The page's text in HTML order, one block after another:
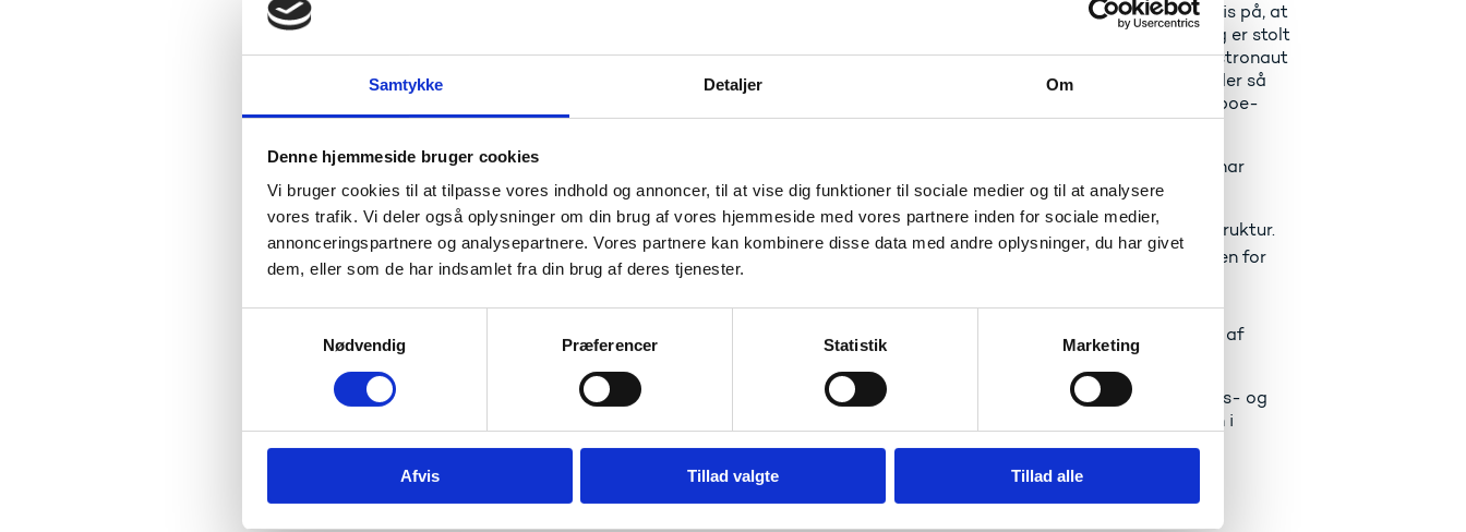
Samtykke Detaljer Om
Denne hjemmeside bruger cookies
Vi bruger cookies til at tilpasse vores indhold og annoncer, til at vise dig funktioner til sociale medier og til at analysere
vores trafik. Vi deler også oplysninger om din brug af vores hjemmeside med vores partnere inden for sociale medier,
annonceringspartnere og analysepartnere. Vores partnere kan kombinere disse data med andre oplysninger, du har givet
dem, eller som de har indsamlet fra din brug af deres tjenester.
Nødvendig Præferencer Statistik Marketing
Afvis Tillad valgte Tillad alle
- Ikke alene er rumstationen en utrolig ingeniørmæssig og teknologisk bedrift. Den er også et bevis på, at
forskning og udvikling kan bringe nationer sammen og skabe et fredeligt rum for samarbejde. Jeg er stolt
af, at også Danmark har formået at udnytte det unikke samarbejde. Både gennem den danske astronaut
Andreas Mogensens mission, men også – som de første – til klimaobservationer med resultater, der så
sent som sidste år ramte forsiden af Science, siger uddannelses- og forskningsminister Ane Halsboe-
Af ”Historien om Danmarks deltagelse i den internationale rumstation” fremgår det, at Danmark har
forfulgt fire hovedmålsætninger for sin deltagelse, nemlig at:
Give forskere inden for sundheds- og klimaområdet adgang til en avanceret forskningsinfrastruktur.
Sikre erhvervsordrer til danske rumvirksomheder og overførsel af ny teknologi til markeder uden for
rumområdet.
Inspirere unge til at vælge naturvidenskabelige fag.
Støtte USA's udenrigspolitik efter Sovjetunionens opløsning og fremme en fredelig udnyttelse af
rummet (Science Diplomacy).
For at få mest muligt ud af den danske deltagelse i disse bestræbelser præsenterede uddannelses- og
forskningsministeren i januar 2020 på årets rumkonference et partnerskab for Space Exploration i
Danmark.
Space Exploration Danmark partnerskabet